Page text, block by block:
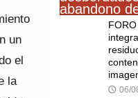
un
el
la
🕔 06/